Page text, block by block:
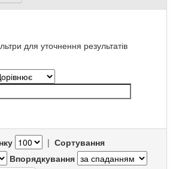
для уточнення результатів
| Сортування
Впорядкування